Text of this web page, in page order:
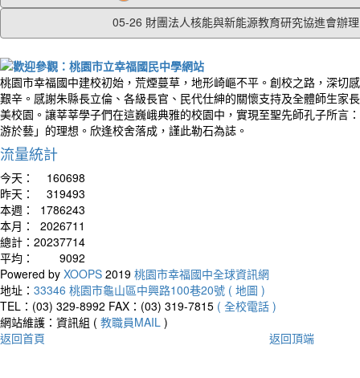
05-26 財團法人核能與新能源教育研究協進會辦
桃園市幸福國中建校初始，荒煙蔓草，地形崎嶇不平。創校之路，深切
艱辛。感謝朱縣長立倫、各級長官、民代仕紳的關懷支持及全體師生家
美校園。讓莘莘學子們在這巍峨典雅的校園中，實現至聖先師孔子所言
游於藝」的理想。欣逢校舍落成，謹此勒石為誌。
流量統計
今天：
160698
昨天：
319493
本週：
1786243
本月：
2026711
總計： 20237714
平均：
9092
Powered by XOOPS 2019 桃園市幸福國中全球資訊網
地址： 33346 桃園市龜山區中興路100巷20號 ( 地圖 )
TEL：(03) 329-8992 FAX：(03) 319-7815 ( 全校電話 )
網站維護：資訊組 ( 教職員MAIL )
返回首頁
返回頂端